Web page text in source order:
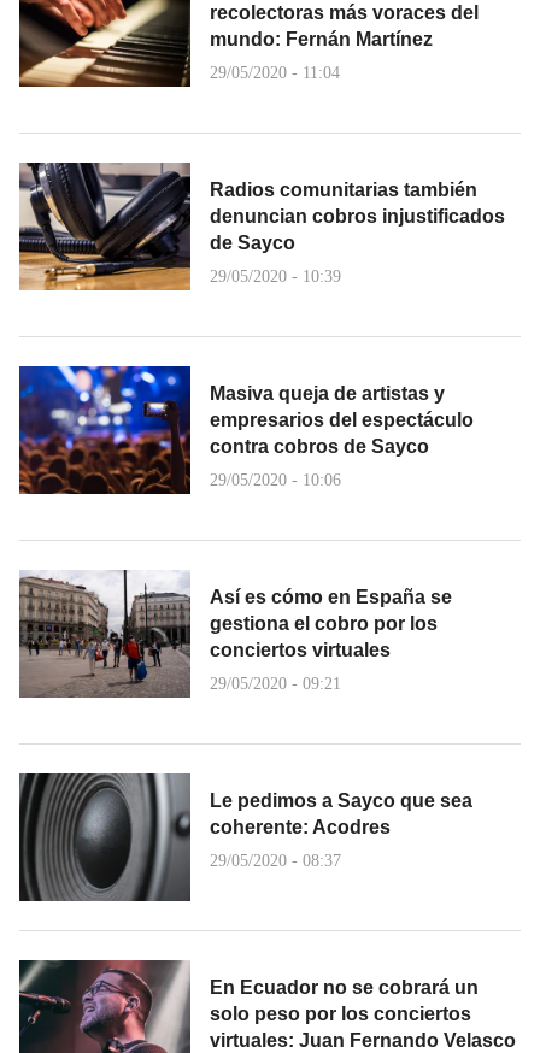
recolectoras más voraces del
mundo: Fernán Martínez
29/05/2020 - 11:04
Radios comunitarias también
denuncian cobros injustificados
de Sayco
29/05/2020 - 10:39
Masiva queja de artistas y
empresarios del espectáculo
contra cobros de Sayco
29/05/2020 - 10:06
Así es cómo en España se
gestiona el cobro por los
conciertos virtuales
29/05/2020 - 09:21
Le pedimos a Sayco que sea
coherente: Acodres
29/05/2020 - 08:37
En Ecuador no se cobrará un
solo peso por los conciertos
virtuales: Juan Fernando Velasco